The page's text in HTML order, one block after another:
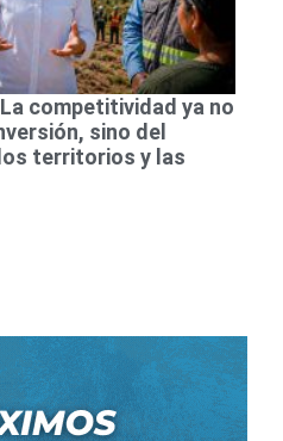
competitividad ya no
sino del
territorios y las